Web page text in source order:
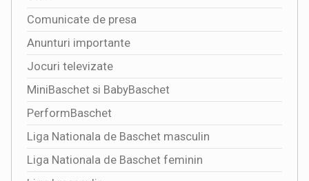
Comunicate de presa
Anunturi importante
Jocuri televizate
MiniBaschet si BabyBaschet
PerformBaschet
Liga Nationala de Baschet masculin
Liga Nationala de Baschet feminin